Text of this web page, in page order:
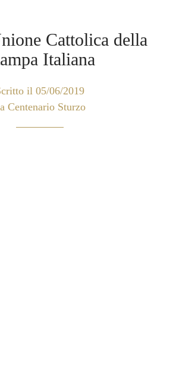
Cattolica della
Italiana
il 05/06/2019
Centenario Sturzo